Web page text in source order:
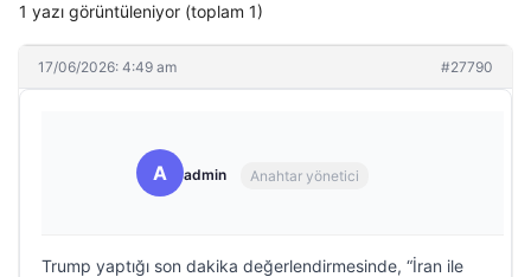
1 yazı görüntüleniyor (toplam 1)
17/06/2026: 4:49 am #27790
A admin Anahtar yönetici
Trump yaptığı son dakika değerlendirmesinde, “İran ile